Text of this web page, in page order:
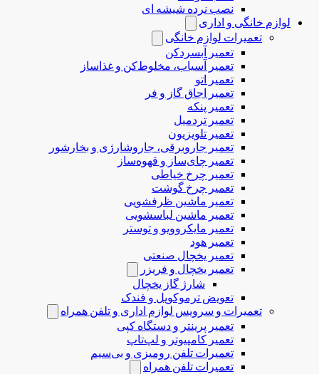
نصب نرده شیشه ای
لوازم خانگی و اداری
تعمیرات لوازم خانگی
تعمیر آبسردکن
تعمیر آسیاب، مخلوط‌کن و غذاساز
تعمیر اتو
تعمیر اجاق گاز و فر
تعمیر پنکه
تعمیر تردمیل
تعمیر تلویزیون
تعمیر جاروبرقی، جاروشارژی و بخارشور
تعمیر چای‌ساز و قهوه‌ساز
تعمیر چرخ خیاطی
تعمیر چرخ گوشت
تعمیر ماشین ظرفشویی
تعمیر ماشین لباسشویی
تعمیر مایکروویو و توستر
تعمیر هود
تعمیر یخچال صنعتی
تعمیر یخچال و فریزر
شارژ گاز یخچال
تعویض ترموکوپل و فندک
تعمیرات و سرویس لوازم اداری و تلفن همراه
تعمیر پرینتر و دستگاه کپی
تعمیر کامپیوتر و لپ‌تاپ
تعمیرات تلفن رومیزی و بی‌سیم
تعمیرات تلفن همراه